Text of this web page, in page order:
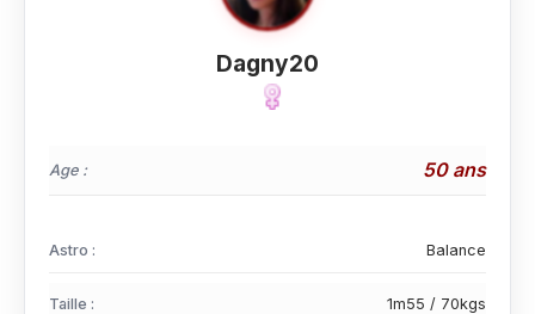
Dagny20
Age : 50 ans
Astro : Balance
Taille : 1m55 / 70kgs